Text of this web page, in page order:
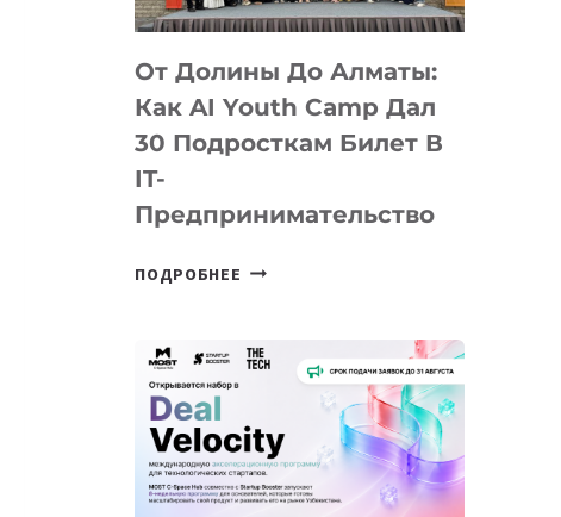
От Долины До Алматы:
Как AI Youth Camp Дал
30 Подросткам Билет В
IT-
Предпринимательство
ПОДРОБНЕЕ ОТ
АЛМАТЫ:
YOUTH
CAMP
ДАЛ